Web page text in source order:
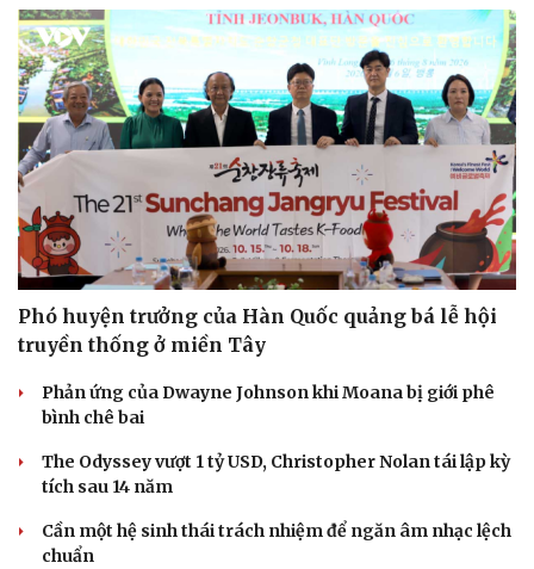
Phó huyện trưởng của Hàn Quốc quảng bá lễ hội
truyền thống ở miền Tây
Phản ứng của Dwayne Johnson khi Moana bị giới phê
bình chê bai
The Odyssey vượt 1 tỷ USD, Christopher Nolan tái lập kỳ
tích sau 14 năm
Cần một hệ sinh thái trách nhiệm để ngăn âm nhạc lệch
chuẩn